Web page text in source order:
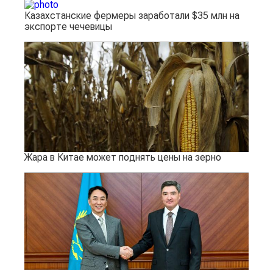
Казахстанские фермеры заработали $35 млн на
экспорте чечевицы
Жара в Китае может поднять цены на зерно